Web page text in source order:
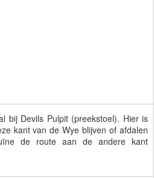
bij Devils Pulpit (preekstoel). Hier is
kant van de Wye blijven of afdalen
de route aan de andere kant